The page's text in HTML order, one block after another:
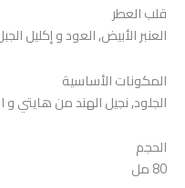
قلب العطر
العنبر الأبيض, العود و إكليل
المكونات الأساسية
الجلود, نجيل الهند من هايتي
الحجم
80 مل